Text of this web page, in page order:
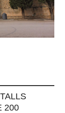
200